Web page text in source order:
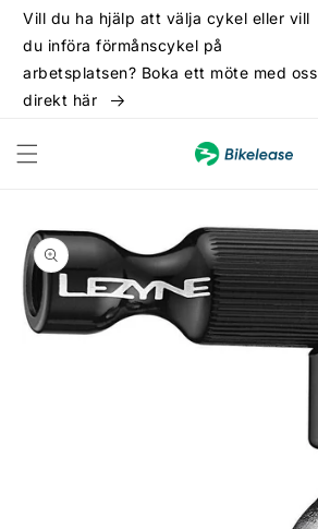
vidare
innehåll
Vill du ha hjälp att välja cykel eller vill
du införa förmånscykel på
arbetsplatsen? Boka ett möte med oss
direkt här
vidare till